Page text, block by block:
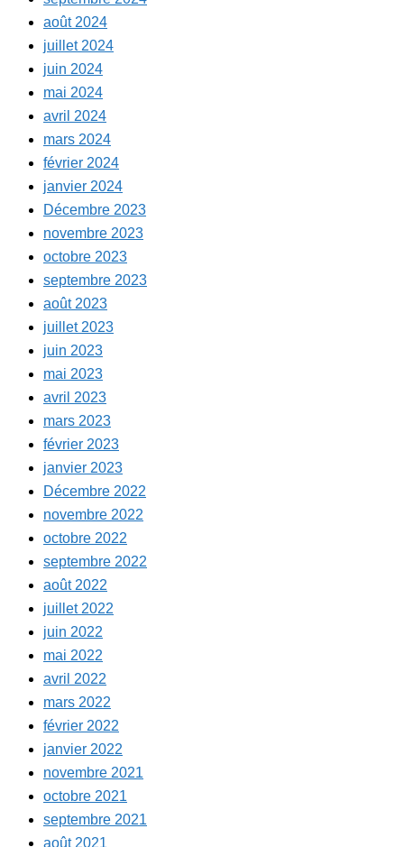
août 2024
juillet 2024
juin 2024
mai 2024
avril 2024
mars 2024
février 2024
janvier 2024
Décembre 2023
novembre 2023
octobre 2023
septembre 2023
août 2023
juillet 2023
juin 2023
mai 2023
avril 2023
mars 2023
février 2023
janvier 2023
Décembre 2022
novembre 2022
octobre 2022
septembre 2022
août 2022
juillet 2022
juin 2022
mai 2022
avril 2022
mars 2022
février 2022
janvier 2022
novembre 2021
octobre 2021
septembre 2021
août 2021